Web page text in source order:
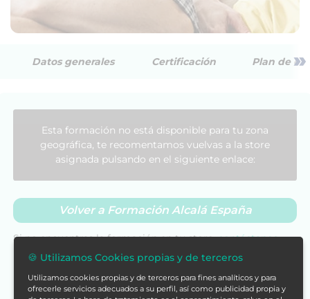
Datos generales Certificación Plan de »
Esta formación no está disponible para tu zona
geográfica, te recomentamos vuelvas a la store
asignada pulsando en el siguiente enlace:
Volver a Formación Alcalá España
Si no encuentras la formación en tu store,contáctanos
para asesorarte.
🍪 Utilizamos Cookies propias y de terceros
Utilizamos cookies propias y de terceros para fines analíticos y para
ofrecerle servicios adecuados a su perfil, así como publicidad propia y